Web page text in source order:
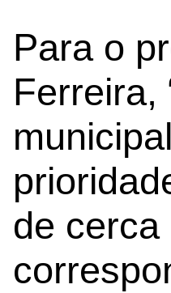
Para o
Ferreira,
de